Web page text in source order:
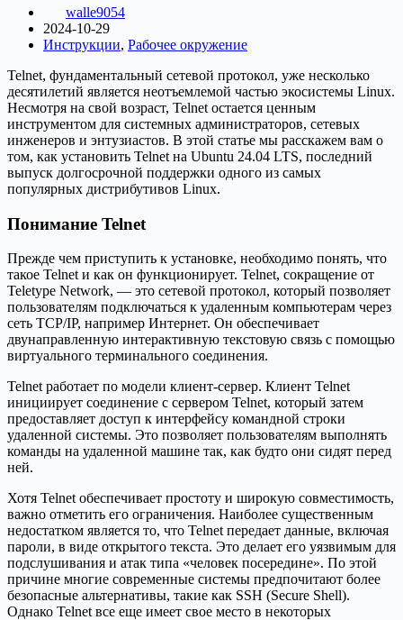
walle9054
2024-10-29
Инструкции, Рабочее окружение
Telnet, фундаментальный сетевой протокол, уже несколько
десятилетий является неотъемлемой частью экосистемы Linux.
Несмотря на свой возраст, Telnet остается ценным
инструментом для системных администраторов, сетевых
инженеров и энтузиастов. В этой статье мы расскажем вам о
том, как установить Telnet на Ubuntu 24.04 LTS, последний
выпуск долгосрочной поддержки одного из самых
популярных дистрибутивов Linux.
Понимание Telnet
Прежде чем приступить к установке, необходимо понять, что
такое Telnet и как он функционирует. Telnet, сокращение от
Teletype Network, — это сетевой протокол, который позволяет
пользователям подключаться к удаленным компьютерам через
сеть TCP/IP, например Интернет. Он обеспечивает
двунаправленную интерактивную текстовую связь с помощью
виртуального терминального соединения.
Telnet работает по модели клиент-сервер. Клиент Telnet
инициирует соединение с сервером Telnet, который затем
предоставляет доступ к интерфейсу командной строки
удаленной системы. Это позволяет пользователям выполнять
команды на удаленной машине так, как будто они сидят перед
ней.
Хотя Telnet обеспечивает простоту и широкую совместимость,
важно отметить его ограничения. Наиболее существенным
недостатком является то, что Telnet передает данные, включая
пароли, в виде открытого текста. Это делает его уязвимым для
подслушивания и атак типа «человек посередине». По этой
причине многие современные системы предпочитают более
безопасные альтернативы, такие как SSH (Secure Shell).
Однако Telnet все еще имеет свое место в некоторых